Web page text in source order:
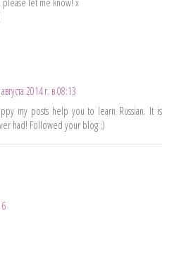
2014 г. в 08:13
my posts help you to learn Russian. It is
had! Followed your blog ;)